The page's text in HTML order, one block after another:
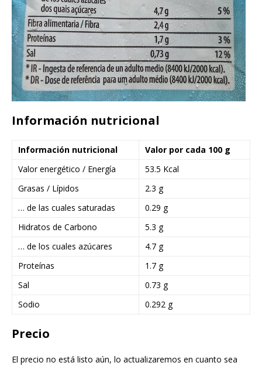
Información nutricional
Información nutricional
Valor por cada 100 g
Valor energético / Energía
53.5 Kcal
Grasas / Lípidos
2.3 g
… de las cuales saturadas
0.29 g
Hidratos de Carbono
5.3 g
… de los cuales azúcares
4.7 g
Proteínas
1.7 g
Sal
0.73 g
Sodio
0.292 g
Precio
El precio no está listo aún, lo actualizaremos en cuanto sea